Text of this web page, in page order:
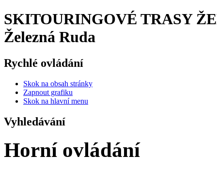
SKITOURINGOVÉ TRASY
Železná Ruda
Rychlé ovládání
Skok na obsah stránky
Zapnout grafiku
Skok na hlavní menu
Vyhledávání
Horní ovládání